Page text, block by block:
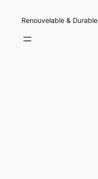
Renouvelable & Durable